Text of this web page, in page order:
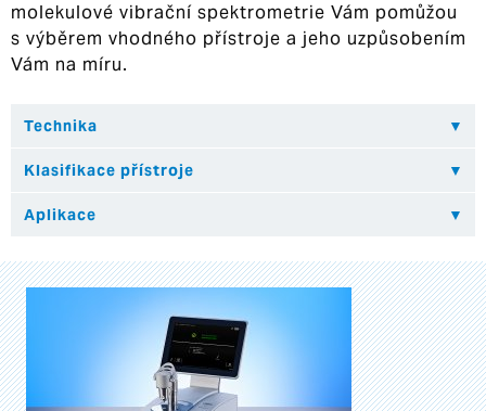
molekulové vibrační spektrometrie Vám pomůžou
s výběrem vhodného přístroje a jeho uzpůsobením
Vám na míru.